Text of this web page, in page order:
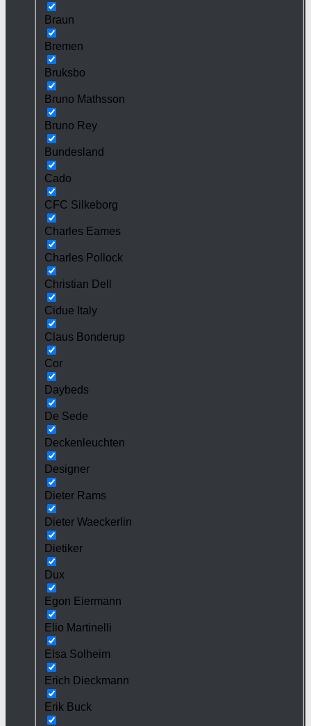
Braun
Bremen
Bruksbo
Bruno Mathsson
Bruno Rey
Bundesland
Cado
CFC Silkeborg
Charles Eames
Charles Pollock
Christian Dell
Cidue Italy
Claus Bonderup
Cor
Daybeds
De Sede
Deckenleuchten
Designer
Dieter Rams
Dieter Waeckerlin
Dietiker
Dux
Egon Eiermann
Elio Martinelli
Elsa Solheim
Erich Dieckmann
Erik Buck